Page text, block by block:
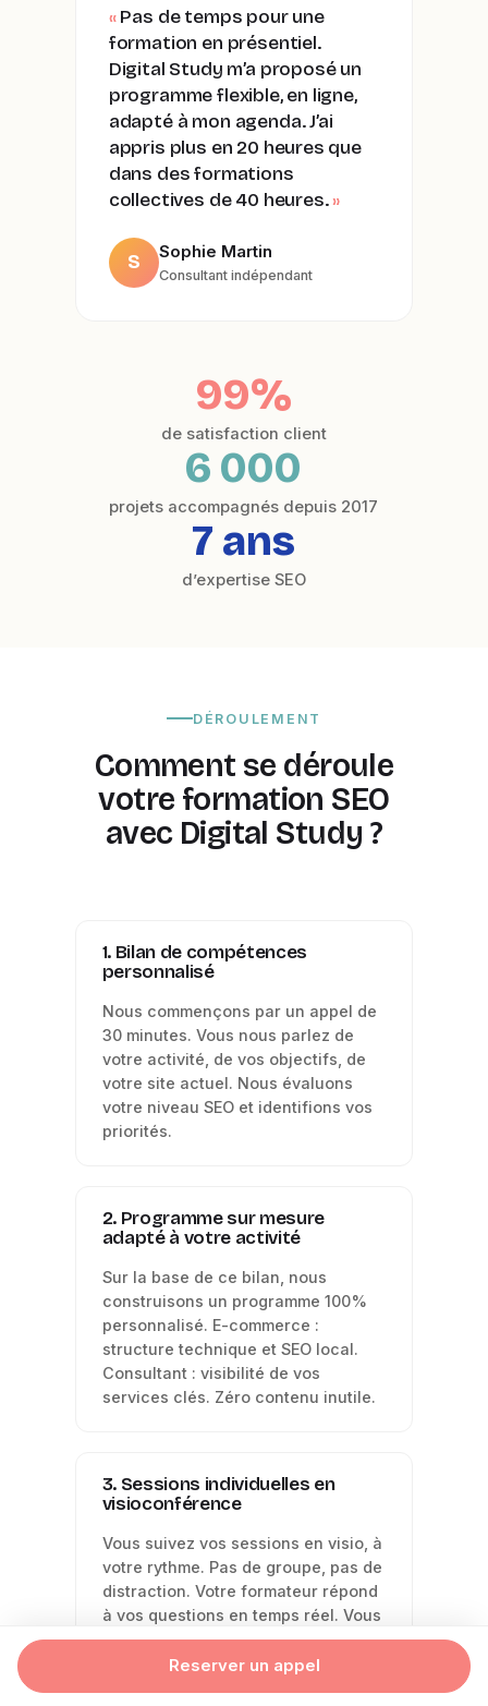
Reserver un appel
Pas de temps pour une
formation en présentiel.
Digital Study m’a proposé un
programme flexible, en ligne,
adapté à mon agenda. J’ai
appris plus en 20 heures que
dans des formations
collectives de 40 heures.
S Sophie Martin
Consultant indépendant
99%
de satisfaction client
6 000
projets accompagnés depuis 2017
7 ans
d’expertise SEO
DÉROULEMENT
Comment se déroule
votre formation SEO
avec Digital Study ?
1. Bilan de compétences
personnalisé
Nous commençons par un appel de
30 minutes. Vous nous parlez de
votre activité, de vos objectifs, de
votre site actuel. Nous évaluons
votre niveau SEO et identifions vos
priorités.
2. Programme sur mesure
adapté à votre activité
Sur la base de ce bilan, nous
construisons un programme 100%
personnalisé. E-commerce :
structure technique et SEO local.
Consultant : visibilité de vos
services clés. Zéro contenu inutile.
3. Sessions individuelles en
visioconférence
Vous suivez vos sessions en visio, à
votre rythme. Pas de groupe, pas de
distraction. Votre formateur répond
à vos questions en temps réel. Vous
apprenez sur votre propre site,
avec vos vraies données.